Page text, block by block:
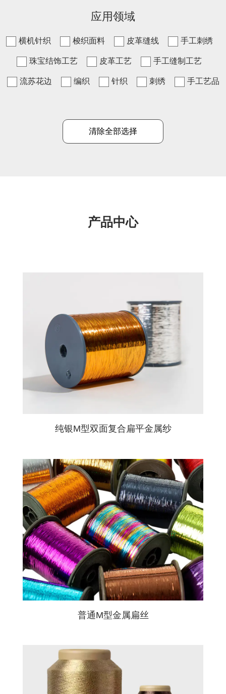
应用领域
横机针织 梭织面料 皮革缝线 手工刺绣
珠宝结饰工艺 皮革工艺 手工缝制工艺
流苏花边 编织 针织 刺绣 手工艺品
清除全部选择
产品中心
纯银M型双面复合扁平金属纱
普通M型金属扁丝